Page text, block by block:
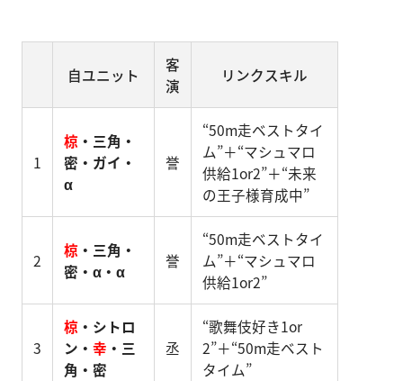
自ユニット
客
演
リンクスキル
1
椋 ・三角・
密・ガイ・
α
誉
“50m走ベストタイ
ム”＋“マシュマロ
供給1or2”＋“未来
の王子様育成中”
2
椋 ・三角・
密・α・α
誉
“50m走ベストタイ
ム”＋“マシュマロ
供給1or2”
3
椋 ・シトロ
ン・ 幸 ・三
角・密
丞
“歌舞伎好き1or
2”＋“50m走ベスト
タイム”